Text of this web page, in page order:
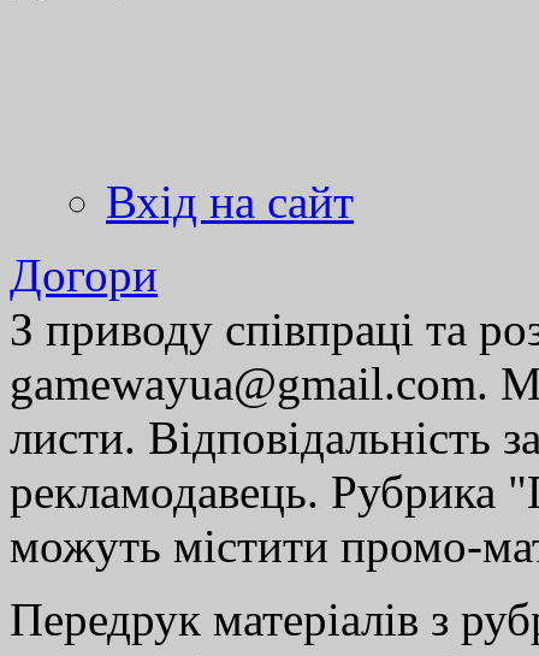
Вхід на сайт
Догори
З приводу співпраці та
gamewayua@gmail.com.
листи. Відповідальність
рекламодавець. Рубрика
можуть містити промо-
Передрук матеріалів з